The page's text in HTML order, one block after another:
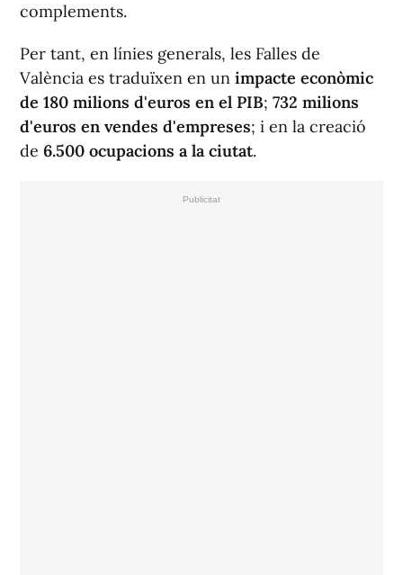
complements.
Per tant, en línies generals, les Falles de
València es traduïxen en un impacte econòmic
de 180 milions d'euros en el PIB; 732 milions
d'euros en vendes d'empreses; i en la creació
de 6.500 ocupacions a la ciutat.